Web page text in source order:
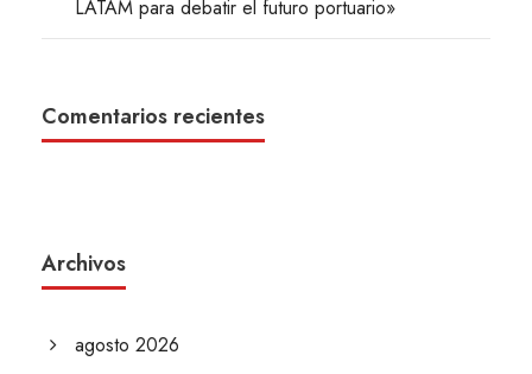
LATAM para debatir el futuro portuario»
Comentarios recientes
Archivos
agosto 2026